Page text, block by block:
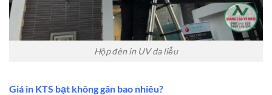
Hộp đèn in UV da liễu
Giá in KTS bạt không gân bao nhiêu?